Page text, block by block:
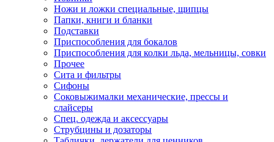
Ножи и ложки специальные, щипцы
Папки, книги и бланки
Подставки
Приспособления для бокалов
Приспособления для колки льда, мельницы, совки
Прочее
Сита и фильтры
Сифоны
Соковыжималки механические, прессы и
слайсеры
Спец. одежда и аксессуары
Струбцины и дозаторы